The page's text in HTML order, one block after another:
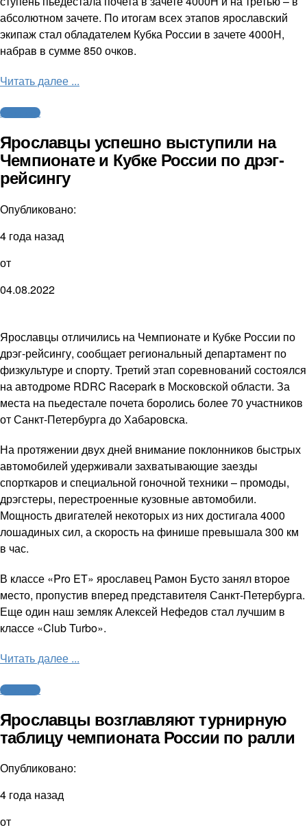
абсолютном зачете. По итогам всех этапов ярославский
экипаж стал обладателем Кубка России в зачете 4000Н,
набрав в сумме 850 очков.
Читать далее ...
Автоспорт
Ярославцы успешно выступили на
Чемпионате и Кубке России по дрэг-
рейсингу
Опубликовано:
4 года назад
от
04.08.2022
Ярославцы отличились на Чемпионате и Кубке России по
дрэг-рейсингу, сообщает региональный департамент по
физкультуре и спорту. Третий этап соревнований состоялся
на автодроме RDRC Racepark в Московской области. За
места на пьедестале почета боролись более 70 участников
от Санкт-Петербурга до Хабаровска.
На протяжении двух дней внимание поклонников быстрых
автомобилей удерживали захватывающие заезды
спорткаров и специальной гоночной техники – промоды,
дрэгстеры, перестроенные кузовные автомобили.
Мощность двигателей некоторых из них достигала 4000
лошадиных сил, а скорость на финише превышала 300 км
в час.
В классе «Pro ET» ярославец Рамон Бусто занял второе
место, пропустив вперед представителя Санкт-Петербурга.
Еще один наш земляк Алексей Нефедов стал лучшим в
классе «Club Turbo».
Читать далее ...
Автоспорт
Ярославцы возглавляют турнирную
таблицу чемпионата России по ралли
Опубликовано:
4 года назад
от